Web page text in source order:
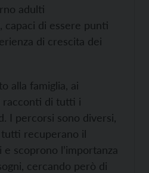
adulti
di essere punti
di crescita dei
alla famiglia, ai
racconti di tutti i
I percorsi sono diversi,
recuperano il
scoprono l’importanza
cercando però di